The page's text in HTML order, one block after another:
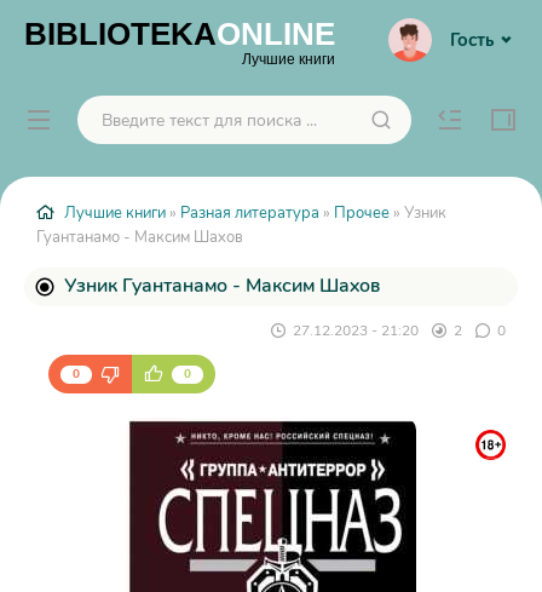
BIBLIOTEKAONLINE
Лучшие книги
Гость
Лучшие книги » Разная литература » Прочее » Узник
Гуантанамо - Максим Шахов
Узник Гуантанамо - Максим Шахов
27.12.2023 - 21:20 2 0
0 0